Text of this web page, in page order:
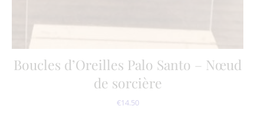
Boucles d’Oreilles Palo Santo – Nœud
de sorcière
€14.50